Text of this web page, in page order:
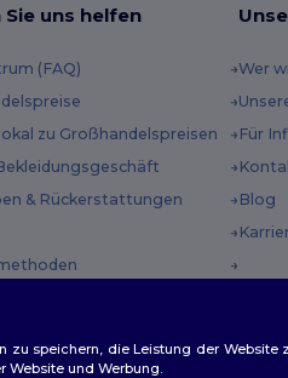
Sie uns helfen
(FAQ)
zu Großhandelspreisen
& Rückerstattungen
Wer
Für
Blog
speichern, die Leistung der Website
Website und Werbung.